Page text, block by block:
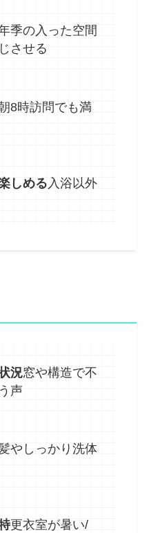
季の入った空間
させる
8時訪問でも満
しめる 入浴以外
況窓や構造で不
声
やしっかり洗体
更衣室が暑い/